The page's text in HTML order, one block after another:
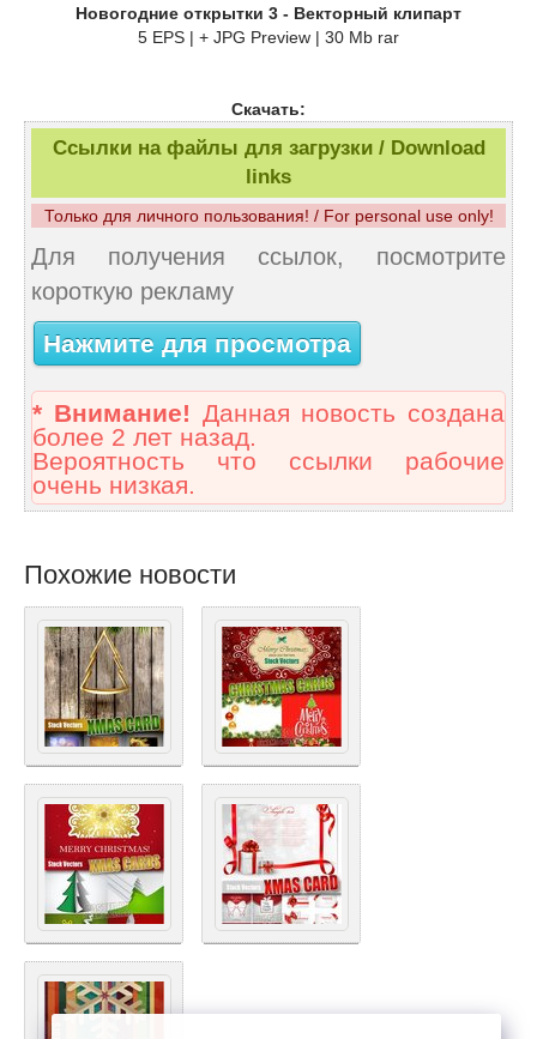
Новогодние открытки 3 - Векторный клипарт
5 EPS | + JPG Preview | 30 Mb rar
Скачать:
Ссылки на файлы для загрузки / Download
links
Только для личного пользования! / For personal use only!
Для получения ссылок, посмотрите
короткую рекламу
Нажмите для просмотра
* Внимание! Данная новость создана
более 2 лет назад.
Вероятность что ссылки рабочие
очень низкая.
Похожие новости